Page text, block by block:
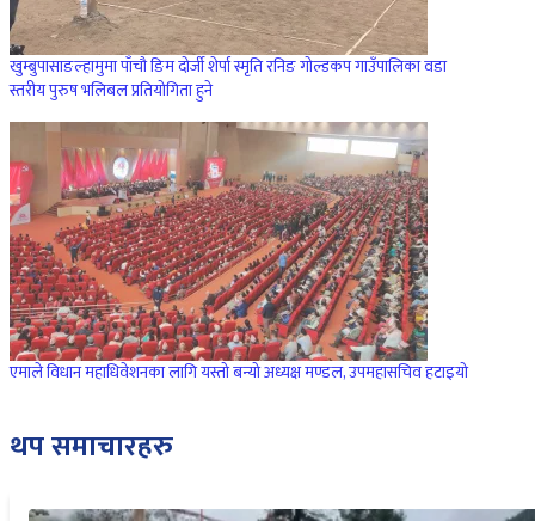
खुम्बुपासाङल्हामुमा पाँचौ ङिम दोर्जी शेर्पा स्मृति रनिङ गोल्डकप गाउँपालिका वडा
स्तरीय पुरुष भलिबल प्रतियोगिता हुने
एमाले विधान महाधिवेशनका लागि यस्तो बन्यो अध्यक्ष मण्डल, उपमहासचिव हटाइयो
थप समाचारहरु